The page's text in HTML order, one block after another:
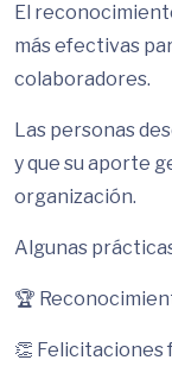
El
más efectivas
colaboradores.
Las personas
y que su aporte
organización.
Algunas
🏆
👏 Felicitaciones